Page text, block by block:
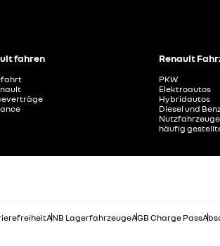
fahren Renault
PKW
Elektroautos
Hybridautos
Diesel und
Nutzfahrzeuge
häufig
ANB LagerfahrzeugeAGB Charge Pass